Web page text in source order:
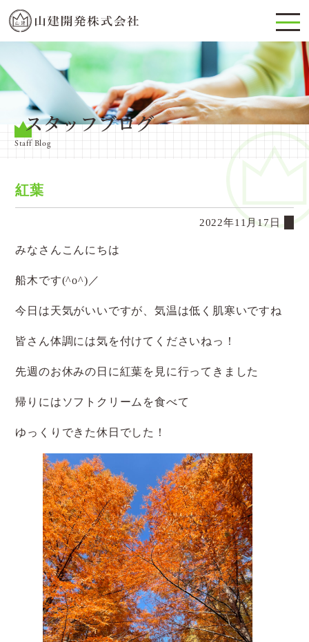
スタッフブログ
Staff Blog
紅葉
2022年11月17日
みなさんこんにちは
船木です(^o^)／
今日は天気がいいですが、気温は低く肌寒いですね
皆さん体調には気を付けてくださいねっ！
先週のお休みの日に紅葉を見に行ってきました
帰りにはソフトクリームを食べて
ゆっくりできた休日でした！